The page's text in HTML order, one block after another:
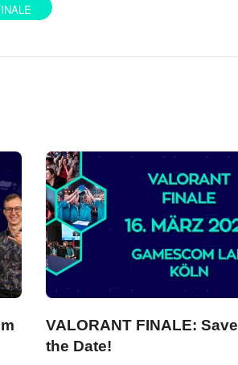
VALORANT FINALE: Save
the Date!